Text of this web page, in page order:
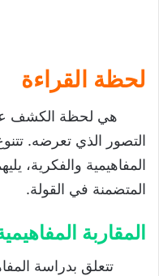
لحظة القراءة
هي لحظة الكشف عن
التصور الذي تعرضه.
المفاهيمية والفكرية،
المتضمنة في القولة.
المقاربة
تتعلق بدراسة